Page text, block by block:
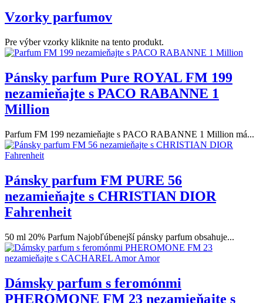
Vzorky parfumov
Pre výber vzorky kliknite na tento produkt.
Pánsky parfum Pure ROYAL FM 199
nezamieňajte s PACO RABANNE 1
Million
Parfum FM 199 nezamieňajte s PACO RABANNE 1 Million má...
Pánsky parfum FM PURE 56
nezamieňajte s CHRISTIAN DIOR
Fahrenheit
50 ml 20% Parfum Najobľúbenejší pánsky parfum obsahuje...
Dámsky parfum s feromónmi
PHEROMONE FM 23 nezamieňajte s